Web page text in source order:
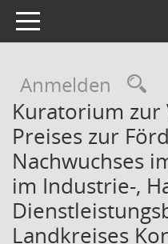
Toggle navigation
Anmelden
Kuratorium zur
Preises zur
Nachwuchses
im Industrie-,
Landkreises